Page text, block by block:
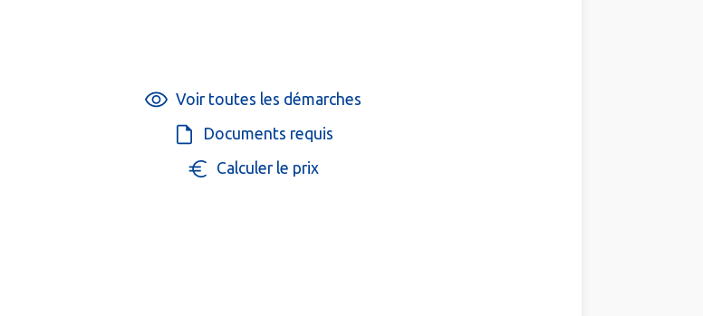
Voir toutes les démarches
Documents requis
Calculer le prix